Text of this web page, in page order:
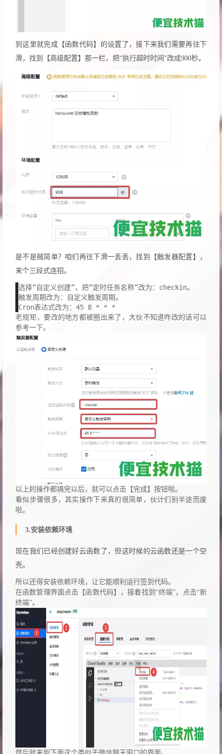
到这里就完成【函数代码】的设置了，接下来我们需要再往下
滑，找到【高级配置】那一栏，把“执行超时时间”改成900秒。
是不是贼简单？咱们再往下滑一丢丢，找到【触发器配置】，
来个三段式连招。
选择“自定义创建”，把“定时任务名称”改为：checkin。
触发周期改为：自定义触发周期。
Cron表达式改为：45 8 * * *
老规矩，要改的地方都被圈出来了，大伙不知道咋改的话可以
参考一下。
以上的操作都搞完以后，就可以点击【完成】按钮啦。
看似步骤很多，其实操作下来真的很简单，伙计们别半途而废
啦。
3.安装依赖环境
现在我们已经创建好云函数了，但这时候的云函数还是一个空
壳。
所以还得安装依赖环境，让它能顺利运行签到代码。
在函数管理界面点击【函数代码】，接着找到“终端”，点击“新
终端”。